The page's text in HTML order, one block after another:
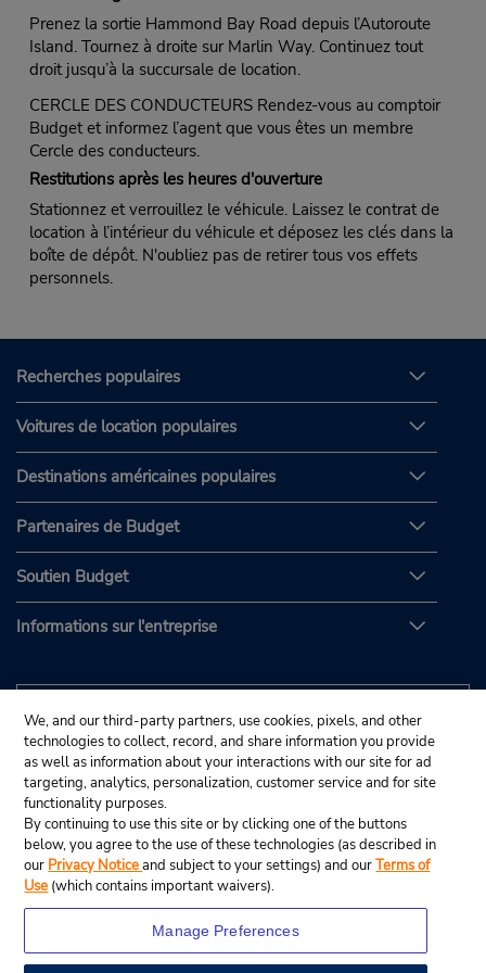
Prenez la sortie Hammond Bay Road depuis l’Autoroute
Island. Tournez à droite sur Marlin Way. Continuez tout
droit jusqu’à la succursale de location.
CERCLE DES CONDUCTEURS Rendez-vous au comptoir
Budget et informez l’agent que vous êtes un membre
Cercle des conducteurs.
Restitutions après les heures d'ouverture
Stationnez et verrouillez le véhicule. Laissez le contrat de
location à l’intérieur du véhicule et déposez les clés dans la
boîte de dépôt. N'oubliez pas de retirer tous vos effets
personnels.
Recherches populaires
Voitures de location populaires
Destinations américaines populaires
Partenaires de Budget
Soutien Budget
Informations sur l'entreprise
We, and our third-party partners, use cookies, pixels, and other
technologies to collect, record, and share information you provide
as well as information about your interactions with our site for ad
targeting, analytics, personalization, customer service and for site
functionality purposes.
By continuing to use this site or by clicking one of the buttons
below, you agree to the use of these technologies (as described in
our Privacy Noticeand subject to your settings) and ourTerms of
Use (which contains important waivers).
Manage Preferences